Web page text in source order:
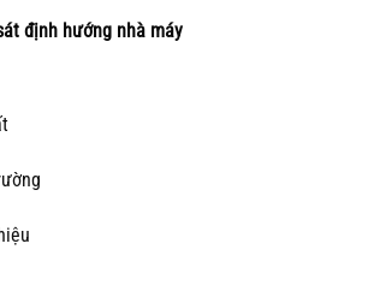
định hướng nhà máy